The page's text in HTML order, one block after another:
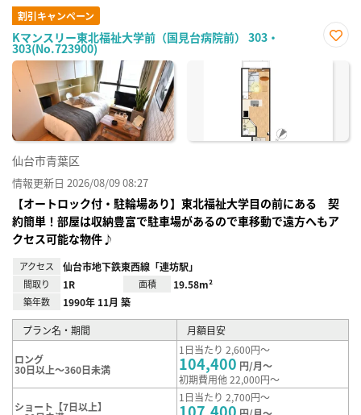
割引キャンペーン
Kマンスリー東北福祉大学前（国見台病院前） 303・
303(No.723900)
に入
仙台市青葉区
情報更新日 2026/08/09 08:27
【オートロック付・駐輪場あり】東北福祉大学目の前にある 契
約簡単！部屋は収納豊富で駐車場があるので車移動で遠方へもア
クセス可能な物件♪
アクセス 仙台市地下鉄東西線「連坊駅」
間取り 1R 面積 19.58m²
築年数 1990年 11月 築
プラン名・期間 月額目安
ロング
30日以上～360日未満
1日当たり 2,600円～
104,400 円/月～
初期費用他 22,000円～
ショート【7日以上】
1日当たり 2,700円～